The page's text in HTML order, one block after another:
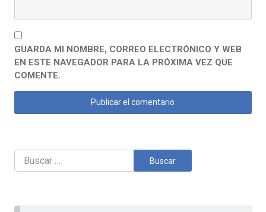
GUARDA MI NOMBRE, CORREO ELECTRÓNICO Y WEB
EN ESTE NAVEGADOR PARA LA PRÓXIMA VEZ QUE
COMENTE.
Buscar: